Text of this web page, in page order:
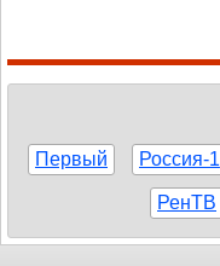
Первый Россия-1
РенТВ